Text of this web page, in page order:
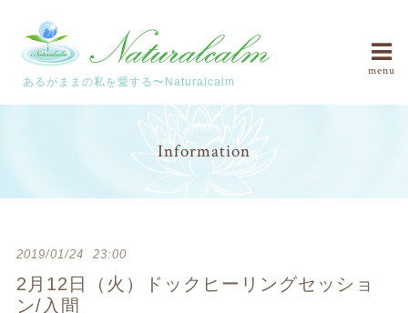
あるがままの私を愛する〜Naturalcalm
menu
Information
2019/01/24 23:00
2月12日（火）ドックヒーリングセッショ
ン/入間